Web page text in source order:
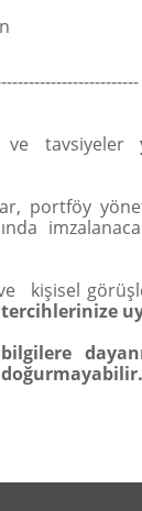
ve tavsiyeler
portföy
imzalanacak
kişisel